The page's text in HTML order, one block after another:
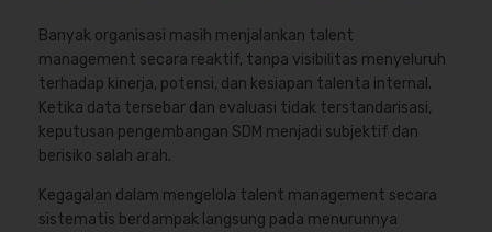
Banyak organisasi masih menjalankan talent
management secara reaktif, tanpa visibilitas menyeluruh
terhadap kinerja, potensi, dan kesiapan talenta internal.
Ketika data tersebar dan evaluasi tidak terstandarisasi,
keputusan pengembangan SDM menjadi subjektif dan
berisiko salah arah.
Kegagalan dalam mengelola talent management secara
sistematis berdampak langsung pada menurunnya